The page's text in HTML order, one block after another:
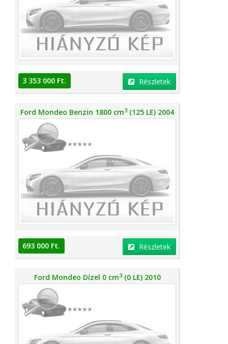
3 353 000 Ft. Részletek
Ford Mondeo Benzin 1800 cm3 (125 LE) 2004
693 000 Ft. Részletek
Ford Mondeo Dízel 0 cm3(0 LE) 2010